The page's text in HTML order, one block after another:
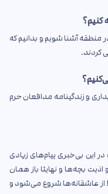
کنیم؟
منطقه آشنا شویم و بدانیم که
کردند.
و زندگینامه مدافعان حرم
این بی‌خبری پیام‌های زیادی
بچه‌ها و نهایتا باز همان
از عاشقانه‌ها شروع می‌شود و